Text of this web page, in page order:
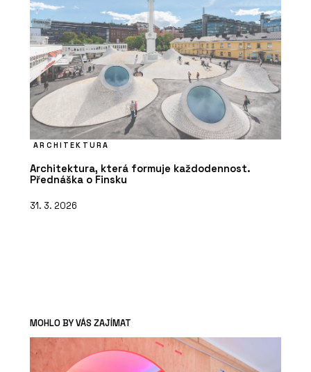
ARCHITEKTURA
Architektura, která formuje každodennost.
Přednáška o Finsku
31. 3. 2026
MOHLO BY VÁS ZAJÍMAT